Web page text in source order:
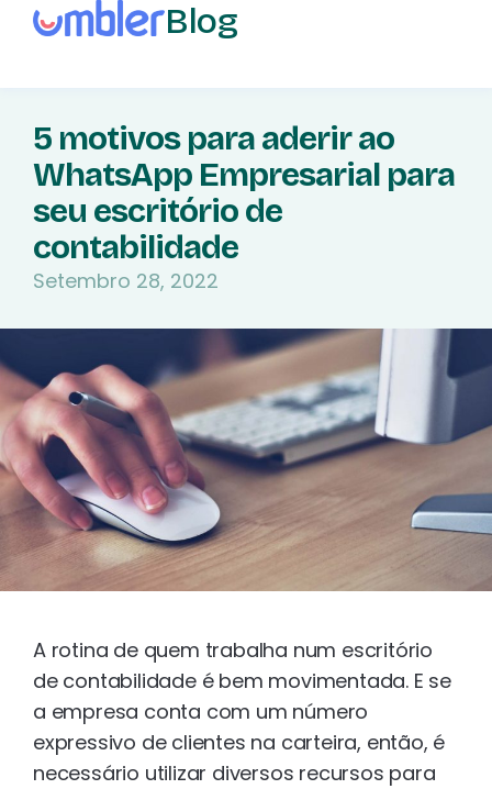
Blog
5 motivos para aderir ao
WhatsApp Empresarial para
seu escritório de
contabilidade
Setembro 28, 2022
A rotina de quem trabalha num escritório
de contabilidade é bem movimentada. E se
a empresa conta com um número
expressivo de clientes na carteira, então, é
necessário utilizar diversos recursos para